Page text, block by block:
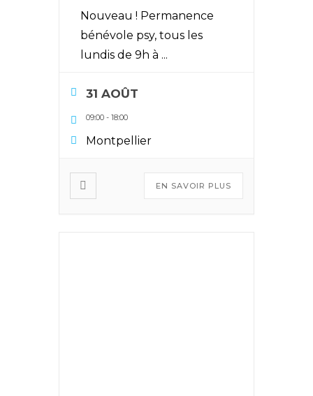
Nouveau ! Permanence
bénévole psy, tous les
lundis de 9h à ...
31 AOÛT
09:00 - 18:00
Montpellier
EN SAVOIR PLUS